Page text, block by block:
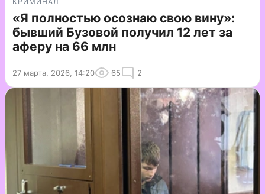
«Я полностью осознаю свою вину»:
бывший Бузовой получил 12 лет за
аферу на 66 млн
27 марта, 2026, 14:20 65 2